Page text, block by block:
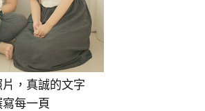
，真誠的文字
寫每一頁